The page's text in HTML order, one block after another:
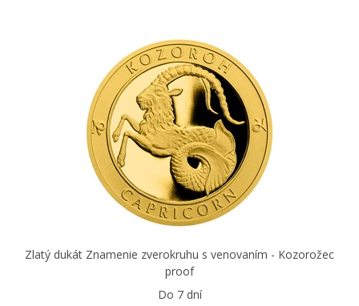
Zlatý dukát Znamenie zverokruhu s venovaním - Kozorožec
proof
Do 7 dní